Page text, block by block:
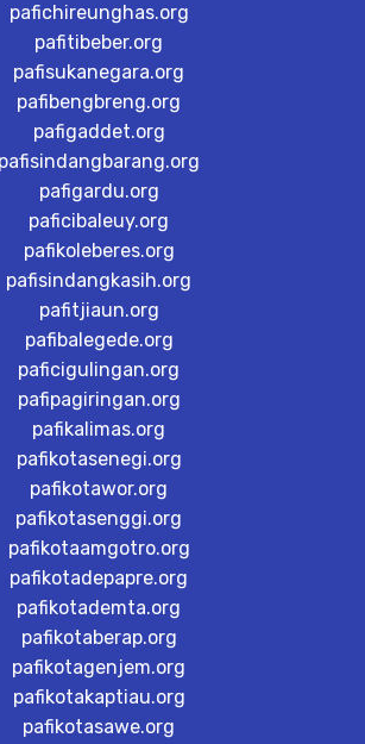
pafichireunghas.org
pafitibeber.org
pafisukanegara.org
pafibengbreng.org
pafigaddet.org
pafisindangbarang.org
pafigardu.org
paficibaleuy.org
pafikoleberes.org
pafisindangkasih.org
pafitjiaun.org
pafibalegede.org
paficigulingan.org
pafipagiringan.org
pafikalimas.org
pafikotasenegi.org
pafikotawor.org
pafikotasenggi.org
pafikotaamgotro.org
pafikotadepapre.org
pafikotademta.org
pafikotaberap.org
pafikotagenjem.org
pafikotakaptiau.org
pafikotasawe.org